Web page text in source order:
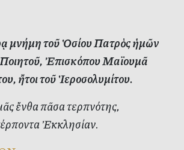
μνήμη τοῦ Ὁσίου Πατρὸς ἡμῶν
Ἐπισκόπου Μαϊουμᾶ
ἤτοι τοῦ Ἱεροσολυμίτου.
ἔνθα πᾶσα τερπνότης,
Ἐκκλησίαν.